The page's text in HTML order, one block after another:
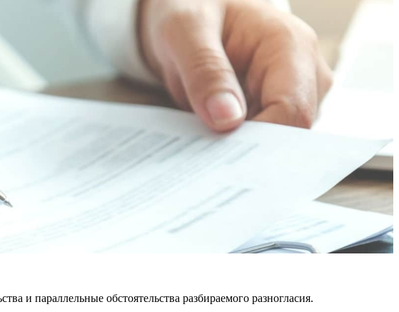
и параллельные обстоятельства разбираемого разногласия.